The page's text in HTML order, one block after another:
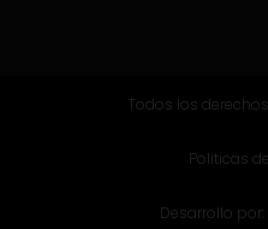
Todos los
Politicas
Desarrollo por: